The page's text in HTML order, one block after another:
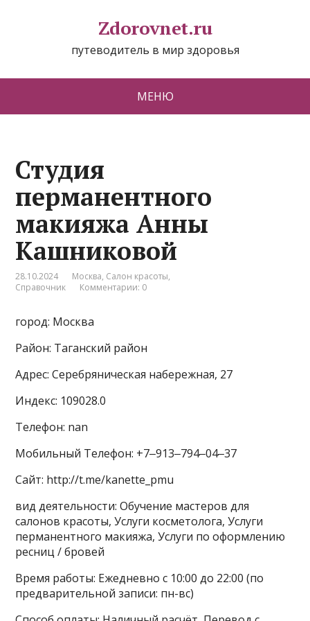
Zdorovnet.ru
путеводитель в мир здоровья
МЕНЮ
Студия
перманентного
макияжа Анны
Кашниковой
28.10.2024 Москва, Салон красоты,
Справочник
Комментарии: 0
город: Москва
Район: Таганский район
Адрес: Серебряническая набережная, 27
Индекс: 109028.0
Телефон: nan
Мобильный Телефон: +7‒913‒794‒04‒37
Сайт: http://t.me/kanette_pmu
вид деятельности: Обучение мастеров для
салонов красоты, Услуги косметолога, Услуги
перманентного макияжа, Услуги по оформлению
ресниц / бровей
Время работы: Ежедневно с 10:00 до 22:00 (по
предварительной записи: пн-вс)